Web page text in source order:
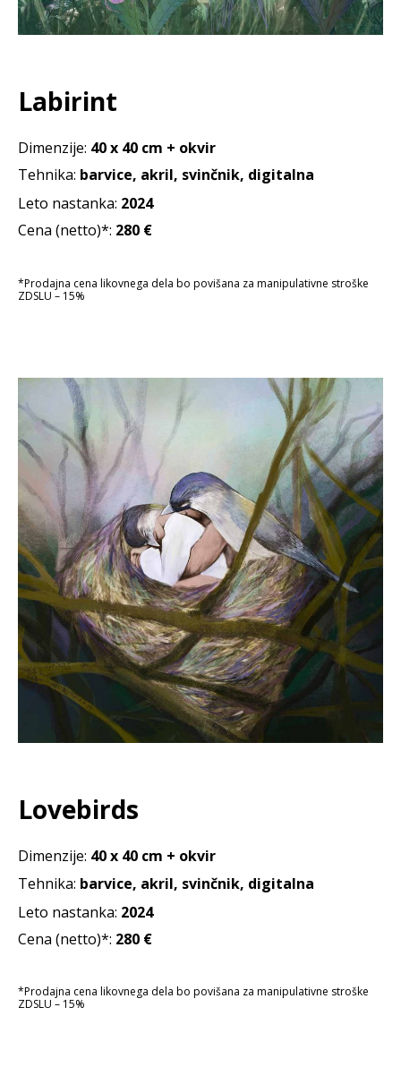
Labirint
Dimenzije: 40 x 40 cm + okvir
Tehnika: barvice, akril, svinčnik, digitalna
Leto nastanka: 2024
Cena (netto)*: 280 €
*Prodajna cena likovnega dela bo povišana za manipulativne stroške
ZDSLU – 15%
Lovebirds
Dimenzije: 40 x 40 cm + okvir
Tehnika: barvice, akril, svinčnik, digitalna
Leto nastanka: 2024
Cena (netto)*: 280 €
*Prodajna cena likovnega dela bo povišana za manipulativne stroške
ZDSLU – 15%